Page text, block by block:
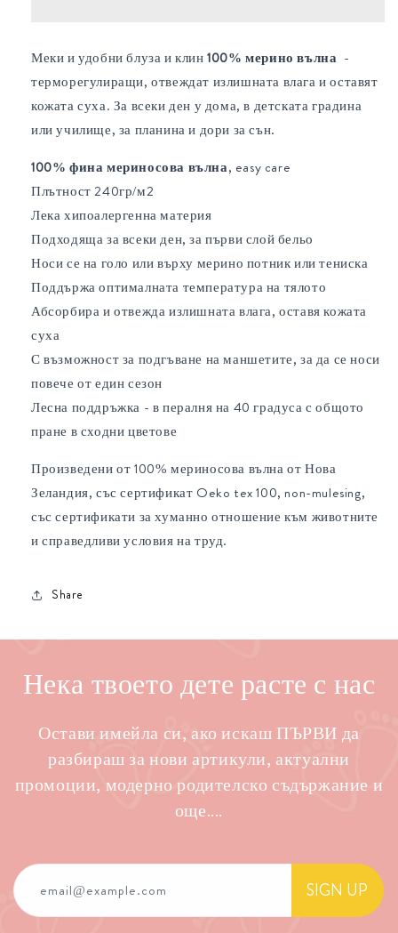
Меки и удобни блуза и клин100% мерино вълна -
терморегулиращи, отвеждат излишната влага и оставят
кожата суха. За всеки ден у дома, в детската градина
или училище, за планина и дори за сън.
100% фина мериносова вълна, easy care
Плътност 240гр/м2
Лека хипоалергенна материя
Подходяща за всеки ден, за първи слой бельо
Носи се на голо или върху мерино потник или тениска
Поддържа оптималната температура на тялото
Абсорбира и отвежда излишната влага, оставя кожата
суха
С възможност за подгъване на маншетите, за да се носи
повече от един сезон
Лесна поддръжка - в пералня на 40 градуса с общото
пране в сходни цветове
Произведени от 100% мериносова вълна от Нова
Зеландия, със сертификат Oeko tex 100, non-mulesing,
със сертификати за хуманно отношение към животните
и справедливи условия на труд.
Share
Нека твоето дете расте с нас
Остави имейла си, ако искаш ПЪРВИ да
разбираш за нови артикули, актуални
промоции, модерно родителско съдържание и
още....
email@example.com SIGN UP